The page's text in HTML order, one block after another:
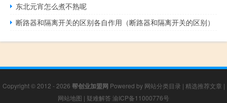
东北元宵怎么煮不熟呢
断路器和隔离开关的区别各自作用（断路器和隔离开关的区别）
Copyright © 2012 - 2026 帮创业加盟网 Powered by 网站分类目录 | 精选推荐文章 |
网站地图 | 疑难解答 渝ICP备11000776号